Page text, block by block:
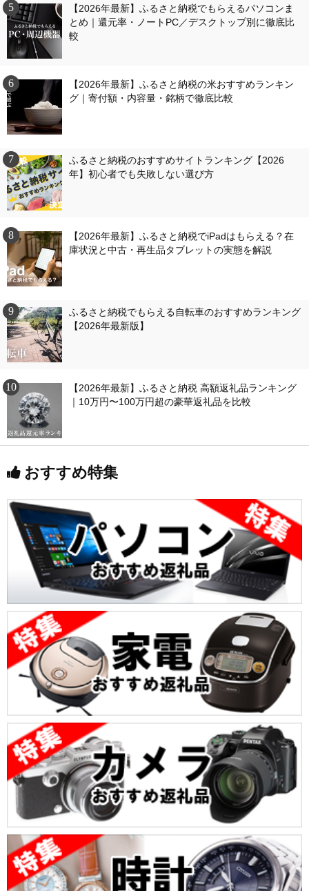
【2026年最新】ふるさと納税でもらえるパソコンま
とめ｜還元率・ノートPC／デスクトップ別に徹底比
較
【2026年最新】ふるさと納税の米おすすめランキン
グ｜寄付額・内容量・銘柄で徹底比較
ふるさと納税のおすすめサイトランキング【2026
年】初心者でも失敗しない選び方
【2026年最新】ふるさと納税でiPadはもらえる？在
庫状況と中古・再生品タブレットの実態を解説
ふるさと納税でもらえる自転車のおすすめランキング
【2026年最新版】
【2026年最新】ふるさと納税 高額返礼品ランキング
｜10万円〜100万円超の豪華返礼品を比較
おすすめ特集